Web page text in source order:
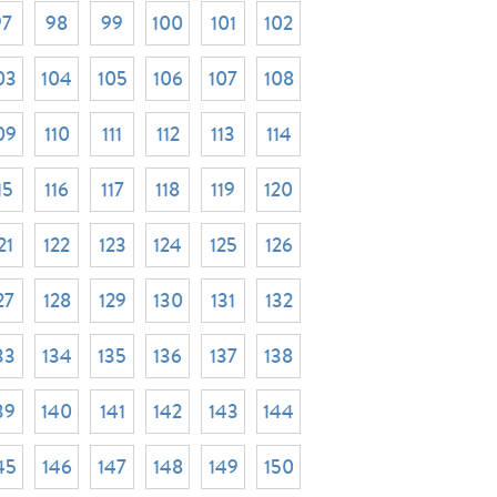
98 99 100 101
102
104 105 106 107
108
110 111 112 113
114
116 117 118 119
120
122 123 124 125
126
128 129 130 131
132
134 135 136 137
138
140 141 142 143
144
146 147 148 149 150